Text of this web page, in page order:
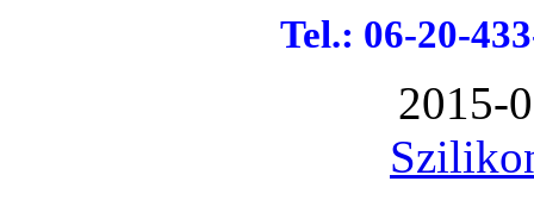
Tel.: 06-20-
2015-